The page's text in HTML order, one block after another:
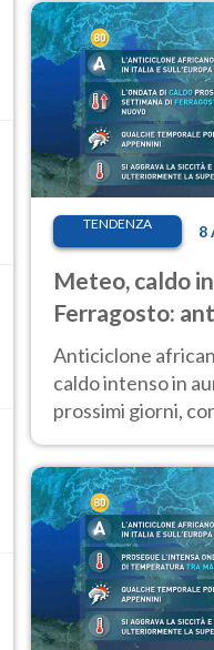
TENDENZA 8
Meteo, caldo
Ferragosto:
africano ancora
protagonista
Anticiclone
caldo intenso in
prossimi giorni,
d’Italia